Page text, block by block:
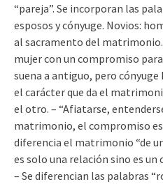
“pareja”. Se incorporan las
esposos y cónyuge. Novios:
al sacramento del
mujer con un compromiso
suena a antiguo, pero cónyuge
el carácter que da el
el otro. – “Afiatarse,
matrimonio, el compromiso es
diferencia el matrimonio “de
es solo una relación sino es
– Se diferencian las palabras